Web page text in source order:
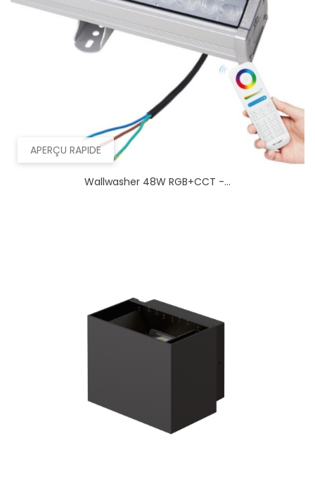
APERÇU RAPIDE
Wallwasher 48W RGB+CCT -...